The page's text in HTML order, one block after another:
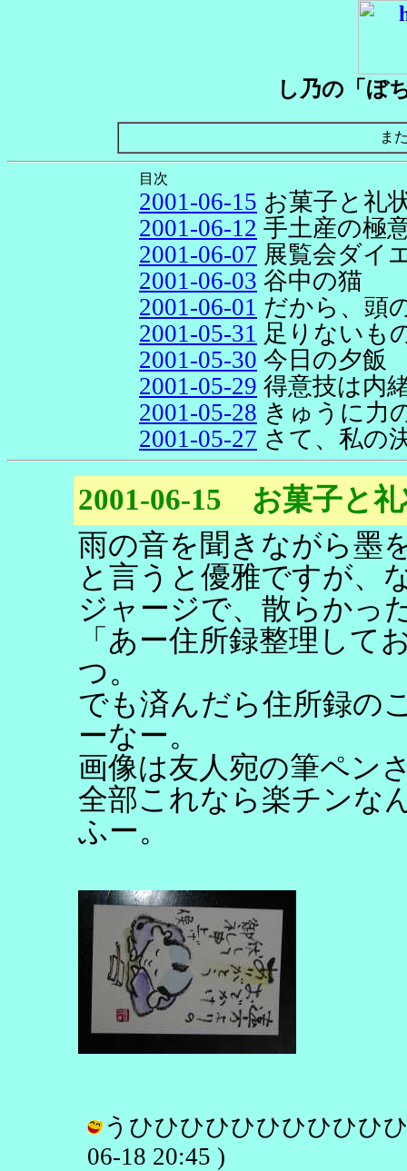
し乃の「ぼ
ま
目次
2001-06-15 お菓子と礼
2001-06-12 手土産の極
2001-06-07 展覧会ダイ
2001-06-03 谷中の猫
2001-06-01 だから、頭
2001-05-31 足りないも
2001-05-30 今日の夕飯
2001-05-29 得意技は内
2001-05-28 きゅうに力
2001-05-27 さて、私の
2001-06-15 お菓子と
雨の音を聞きながら墨
と言うと優雅ですが、
ジャージで、散らかっ
「あー住所録整理して
つ。
でも済んだら住所録の
ーなー。
画像は友人宛の筆ペン
全部これなら楽チンな
ふー。
うひひひひひひひひひひ
06-18 20:45 )